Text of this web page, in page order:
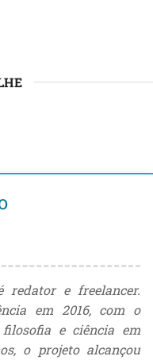
redator e freelancer.
em 2016, com o
e ciência em
o projeto alcançou